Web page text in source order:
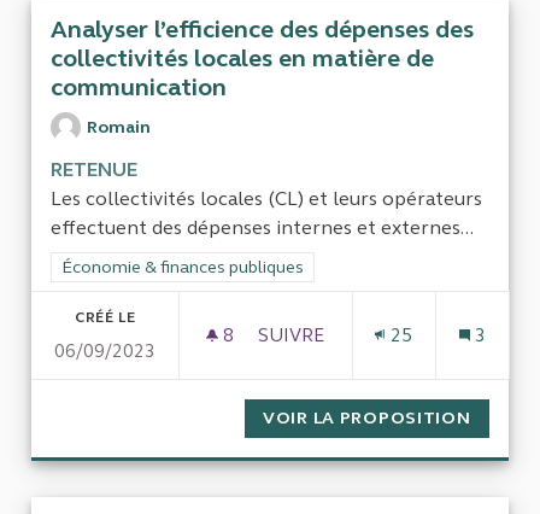
Analyser l’efficience des dépenses des
collectivités locales en matière de
communication
Romain
RETENUE
Les collectivités locales (CL) et leurs opérateurs
effectuent des dépenses internes et externes...
Filtrer les résultats de la catégorie : Économie & finances
Économie & finances publiques
CRÉÉ LE
06/09/2023
8 8 ABONNÉS
SUIVRE
25 3
VOIR LA PROPOSITION